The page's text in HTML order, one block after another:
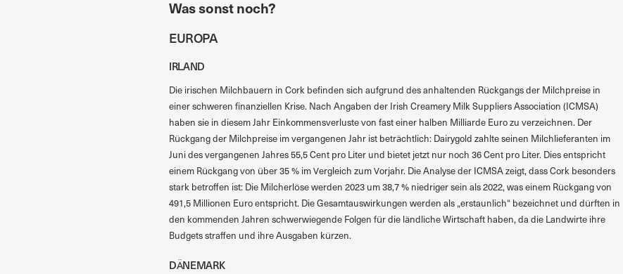
Was sonst noch?
EUROPA
IRLAND
Die irischen Milchbauern in Cork befinden sich aufgrund des anhaltenden Rückgangs der Milchpreise in
einer schweren finanziellen Krise. Nach Angaben der Irish Creamery Milk Suppliers Association (ICMSA)
haben sie in diesem Jahr Einkommensverluste von fast einer halben Milliarde Euro zu verzeichnen. Der
Rückgang der Milchpreise im vergangenen Jahr ist beträchtlich: Dairygold zahlte seinen Milchlieferanten im
Juni des vergangenen Jahres 55,5 Cent pro Liter und bietet jetzt nur noch 36 Cent pro Liter. Dies entspricht
einem Rückgang von über 35 % im Vergleich zum Vorjahr. Die Analyse der ICMSA zeigt, dass Cork besonders
stark betroffen ist: Die Milcherlöse werden 2023 um 38,7 % niedriger sein als 2022, was einem Rückgang von
491,5 Millionen Euro entspricht. Die Gesamtauswirkungen werden als „erstaunlich“ bezeichnet und dürften in
den kommenden Jahren schwerwiegende Folgen für die ländliche Wirtschaft haben, da die Landwirte ihre
Budgets straffen und ihre Ausgaben kürzen.
DÄNEMARK